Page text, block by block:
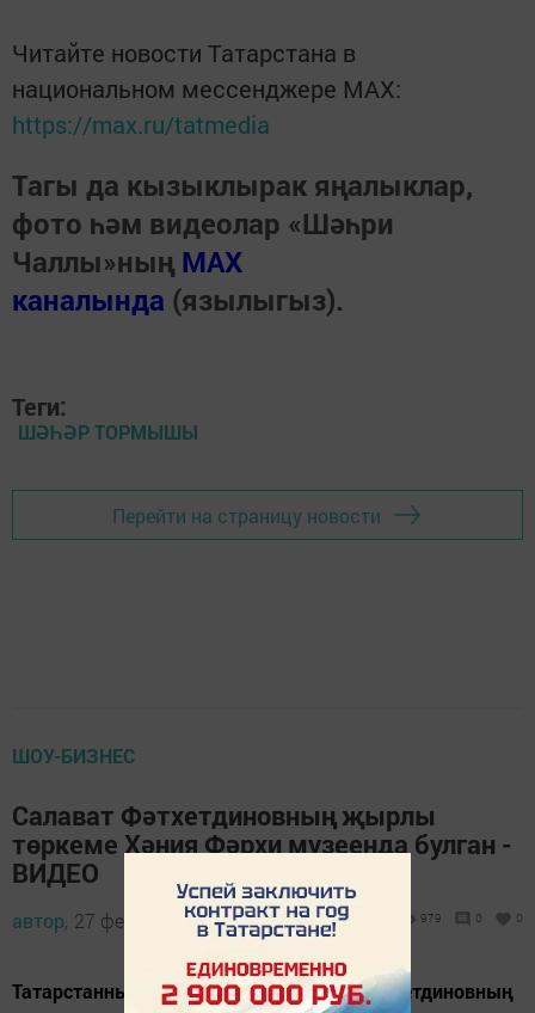
Читайте новости Татарстана в
национальном мессенджере MАХ:
https://max.ru/tatmedia
Тагы да кызыклырак яңалыклар,
фото һәм видеолар «Шәһри
Чаллы»ның MAX
каналында (язылыгыз).
Теги:
ШӘҺӘР ТОРМЫШЫ
Перейти на страницу новости
ШОУ-БИЗНЕС
Салават Фәтхетдиновның җырлы
төркеме Хәния Фәрхи музеенда булган -
ВИДЕО
автор, 27 февраль 2022 - 10:15 979 0 0
Татарстанның халык артисты Салват Фәтхетдиновның